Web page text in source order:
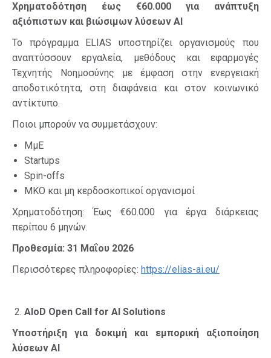
Χρηματοδότηση έως €60.000 για ανάπτυξη
αξιόπιστων και βιώσιμων λύσεων AI
Το πρόγραμμα ELIAS υποστηρίζει οργανισμούς που
αναπτύσσουν εργαλεία, μεθόδους και εφαρμογές
Τεχνητής Νοημοσύνης με έμφαση στην ενεργειακή
αποδοτικότητα, στη διαφάνεια και στον κοινωνικό
αντίκτυπο.
Ποιοι μπορούν να συμμετάσχουν:
ΜμΕ
Startups
Spin-offs
ΜΚΟ και μη κερδοσκοπικοί οργανισμοί
Χρηματοδότηση: Έως €60.000 για έργα διάρκειας
περίπου 6 μηνών.
Προθεσμία: 31 Μαΐου 2026
Περισσότερες πληροφορίες: https://elias-ai.eu/
AIoD Open Call for AI Solutions
Υποστήριξη για δοκιμή και εμπορική αξιοποίηση
λύσεων AI